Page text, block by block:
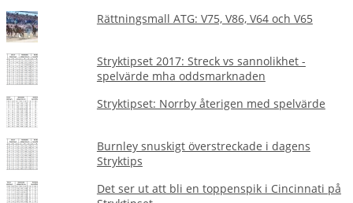
Rättningsmall ATG: V75, V86, V64 och V65
Stryktipset 2017: Streck vs sannolikhet -
spelvärde mha oddsmarknaden
Stryktipset: Norrby återigen med spelvärde
Burnley snuskigt överstreckade i dagens
Stryktips
Det ser ut att bli en toppenspik i Cincinnati på